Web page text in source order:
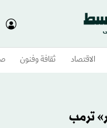
الاقتصاد ثقافة وفنون
ترمب